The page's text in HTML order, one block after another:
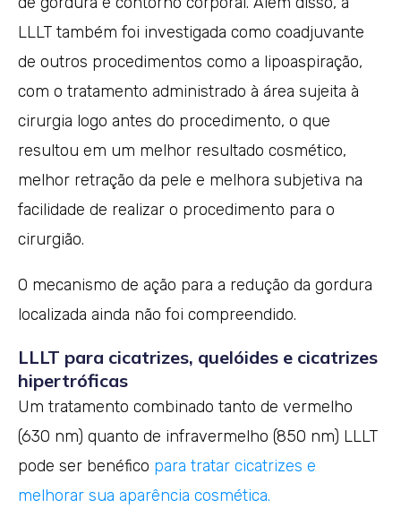
LLLT também foi investigada como coadjuvante
de outros procedimentos como a lipoaspiração,
com o tratamento administrado à área sujeita à
cirurgia logo antes do procedimento, o que
resultou em um melhor resultado cosmético,
melhor retração da pele e melhora subjetiva na
facilidade de realizar o procedimento para o
cirurgião.
O mecanismo de ação para a redução da gordura
localizada ainda não foi compreendido.
LLLT para cicatrizes, quelóides e cicatrizes
hipertróficas
Um tratamento combinado tanto de vermelho
(630 nm) quanto de infravermelho (850 nm) LLLT
pode ser benéfico para tratar cicatrizes e
melhorar sua aparência cosmética.